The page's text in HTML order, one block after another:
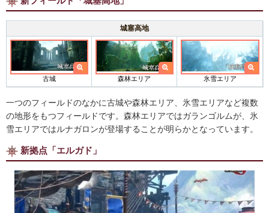
城塞高地
古城 森林エリア 氷雪エリア
一つのフィールドのなかに古城や森林エリア、氷雪エリアなど複数
の地形をもつフィールドです。森林エリアではガランゴルムが、氷
雪エリアではルナガロンが登場することが明らかとなっています。
新拠点「エルガド」